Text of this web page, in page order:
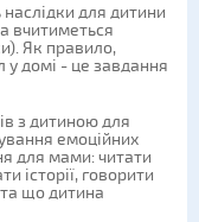
наслідки для дитини
вчитиметься
Як правило,
домі - це завдання
з дитиною для
емоційних
для мами: читати
історії, говорити
що дитина